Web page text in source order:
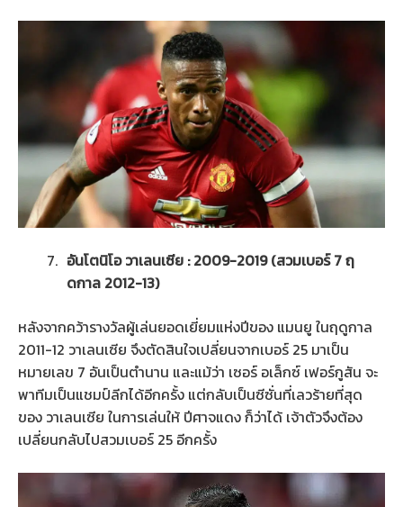
อันโตนิโอ วาเลนเซีย : 2009-2019 (สวมเบอร์ 7 ฤ
ดกาล 2012-13)
หลังจากคว้ารางวัลผู้เล่นยอดเยี่ยมแห่งปีของ แมนยู ในฤดูกาล
2011-12 วาเลนเซีย จึงตัดสินใจเปลี่ยนจากเบอร์ 25 มาเป็น
หมายเลข 7 อันเป็นตำนาน และแม้ว่า เซอร์ อเล็กซ์ เฟอร์กูสัน จะ
พาทีมเป็นแชมป์ลีกได้อีกครั้ง แต่กลับเป็นซีซั่นที่เลวร้ายที่สุด
ของ วาเลนเซีย ในการเล่นให้ ปีศาจแดง ก็ว่าได้ เจ้าตัวจึงต้อง
เปลี่ยนกลับไปสวมเบอร์ 25 อีกครั้ง